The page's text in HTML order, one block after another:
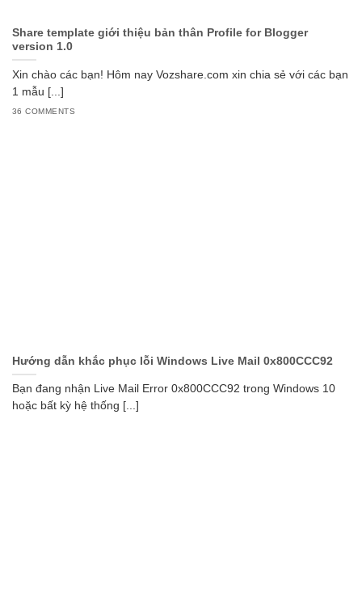
Share template giới thiệu bản thân Profile for Blogger
version 1.0
Xin chào các bạn! Hôm nay Vozshare.com xin chia sẻ với các bạn
1 mẫu [...]
36 COMMENTS
Hướng dẫn khắc phục lỗi Windows Live Mail 0x800CCC92
Bạn đang nhận Live Mail Error 0x800CCC92 trong Windows 10
hoặc bất kỳ hệ thống [...]